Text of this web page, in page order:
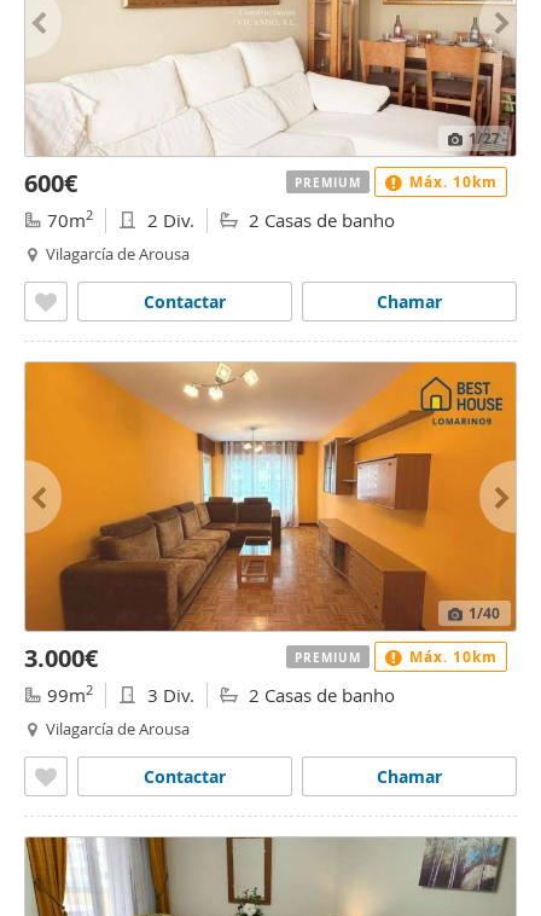
1/27
600€
70m2 2 Div. 2 Casas de banho
Vilagarcía de Arousa
Chamar
Contactar
PREMIUM Máx. 10km
1/40
3.000€
99m2 3 Div. 2 Casas de banho
Vilagarcía de Arousa
Chamar
Contactar
PREMIUM Máx. 10km